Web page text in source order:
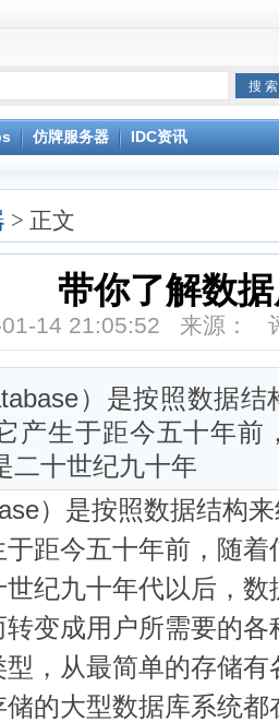
独立服务器-linux系统,稳定SSD硬盘
主机网站空间外贸防投诉zencart
外贸zencart,magento-linux系统
仿牌服务器 IDC资讯
> 正文
带你了解数
01-14 21:05:52 来源：
）是按照数据
产生于距今五十年前
二十世纪九十年
）是按照数据结构
距今五十年前，随
世纪九十年代以后，
变成用户所需要的
，从最简单的存储
的大型数据库系统